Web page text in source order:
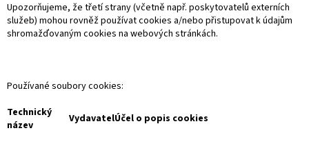
Upozorňujeme, že třetí strany (včetně např. poskytovatelů externích
služeb) mohou rovněž používat cookies a/nebo přistupovat k údajům
shromažďovaným cookies na webových stránkách.
Používané soubory cookies:
Technický
název
VydavatelÚčel o popis cookies